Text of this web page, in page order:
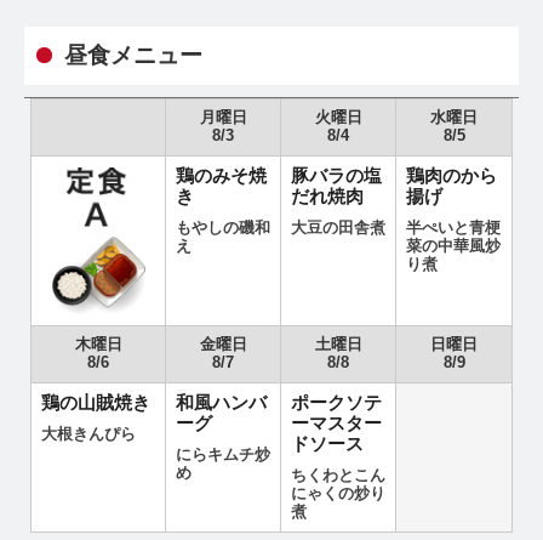
昼食メニュー
月曜日
8/3
火曜日
8/4
水曜日
8/5
鶏のみそ焼
き
もやしの磯和
え
豚バラの塩
だれ焼肉
大豆の田舎煮
鶏肉のから
揚げ
半ぺいと青梗
菜の中華風炒
り煮
木曜日
8/6
金曜日
8/7
土曜日
8/8
日曜日
8/9
鶏の山賊焼き
大根きんぴら
和風ハンバ
ーグ
にらキムチ炒
め
ポークソテ
ーマスター
ドソース
ちくわとこん
にゃくの炒り
煮